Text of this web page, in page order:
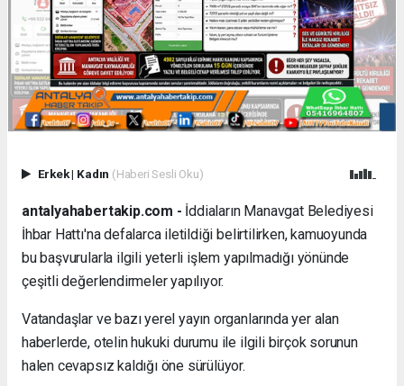
Erkek| Kadın (Haberi Sesli Oku)
antalyahabertakip.com - İddiaların Manavgat Belediyesi
İhbar Hattı'na defalarca iletildiği belirtilirken, kamuoyunda
bu başvurularla ilgili yeterli işlem yapılmadığı yönünde
çeşitli değerlendirmeler yapılıyor.
Vatandaşlar ve bazı yerel yayın organlarında yer alan
haberlerde, otelin hukuki durumu ile ilgili birçok sorunun
halen cevapsız kaldığı öne sürülüyor.